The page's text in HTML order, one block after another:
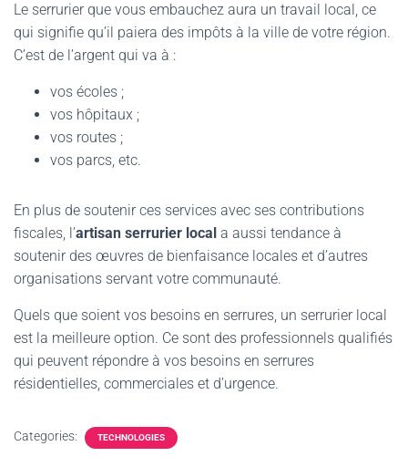
Le serrurier que vous embauchez aura un travail local, ce
qui signifie qu’il paiera des impôts à la ville de votre région.
C’est de l’argent qui va à :
vos écoles ;
vos hôpitaux ;
vos routes ;
vos parcs, etc.
En plus de soutenir ces services avec ses contributions
fiscales, l’artisan serrurier local a aussi tendance à
soutenir des œuvres de bienfaisance locales et d’autres
organisations servant votre communauté.
Quels que soient vos besoins en serrures, un serrurier local
est la meilleure option. Ce sont des professionnels qualifiés
qui peuvent répondre à vos besoins en serrures
résidentielles, commerciales et d’urgence.
Categories: TECHNOLOGIES